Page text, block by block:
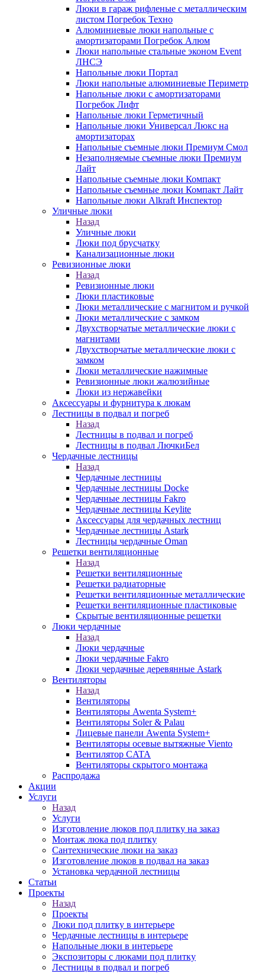
Люки в гараж рифленые с металлическим
листом Погребок Техно
Алюминиевые люки напольные с
амортизаторами Погребок Алюм
Люки напольные стальные эконом Event
ЛНСЭ
Напольные люки Портал
Люки напольные алюминиевые Периметр
Напольные люки с амортизаторами
Погребок Лифт
Напольные люки Герметичный
Напольные люки Универсал Люкс на
амортизаторах
Напольные съемные люки Премиум Смол
Незаполняемые съемные люки Премиум
Лайт
Напольные съемные люки Компакт
Напольные съемные люки Компакт Лайт
Напольные люки Alkraft Инспектор
Уличные люки
Назад
Уличные люки
Люки под брусчатку
Канализационные люки
Ревизионные люки
Назад
Ревизионные люки
Люки пластиковые
Люки металлические с магнитом и ручкой
Люки металлические с замком
Двухстворчатые металлические люки с
магнитами
Двухстворчатые металлические люки с
замком
Люки металлические нажимные
Ревизионные люки жалюзийные
Люки из нержавейки
Аксессуары и фурнитура к люкам
Лестницы в подвал и погреб
Назад
Лестницы в подвал и погреб
Лестницы в подвал ЛючкиБел
Чердачные лестницы
Назад
Чердачные лестницы
Чердачные лестницы Docke
Чердачные лестницы Fakro
Чердачные лестницы Keylite
Аксессуары для чердачных лестниц
Чердачные лестницы Astark
Лестницы чердачные Oman
Решетки вентиляционные
Назад
Решетки вентиляционные
Решетки радиаторные
Решетки вентиляционные металлические
Решетки вентиляционные пластиковые
Скрытые вентиляционные решетки
Люки чердачные
Назад
Люки чердачные
Люки чердачные Fakro
Люки чердачные деревянные Astark
Вентиляторы
Назад
Вентиляторы
Вентиляторы Awenta System+
Вентиляторы Soler & Palau
Лицевые панели Awenta System+
Вентиляторы осевые вытяжные Viento
Вентилятор CATA
Вентиляторы скрытого монтажа
Распродажа
Акции
Услуги
Назад
Услуги
Изготовление люков под плитку на заказ
Монтаж люка под плитку
Сантехнические люки на заказ
Изготовление люков в подвал на заказ
Установка чердачной лестницы
Статьи
Проекты
Назад
Проекты
Люки под плитку в интерьере
Чердачные лестницы в интерьере
Напольные люки в интерьере
Экспозиторы с люками под плитку
Лестницы в подвал и погреб